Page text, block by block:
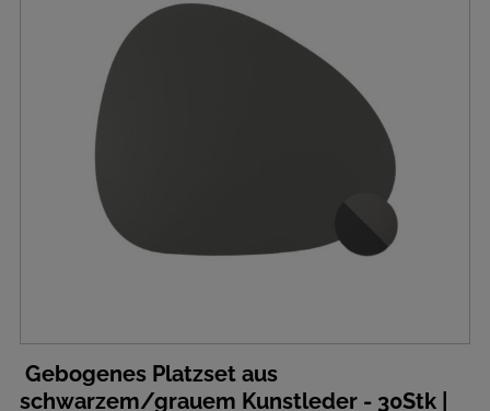
Gebogenes Platzset aus
schwarzem/grauem Kunstleder - 30Stk |